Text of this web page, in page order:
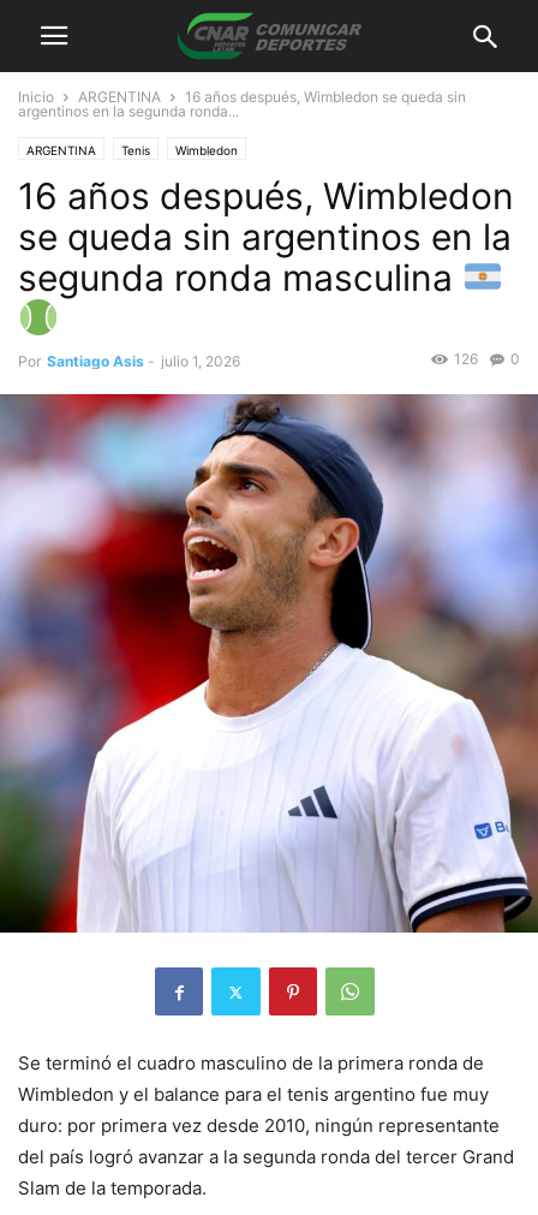
Inicio ARGENTINA
16 años después, Wimbledon se queda sin
argentinos en la segunda ronda...
ARGENTINA Tenis Wimbledon
16 años después, Wimbledon
se queda sin argentinos en la
segunda ronda masculina
Por Santiago Asis - julio 1, 2026 0
126
Se terminó el cuadro masculino de la primera ronda de
Wimbledon y el balance para el tenis argentino fue muy
duro: por primera vez desde 2010, ningún representante
del país logró avanzar a la segunda ronda del tercer Grand
Slam de la temporada.